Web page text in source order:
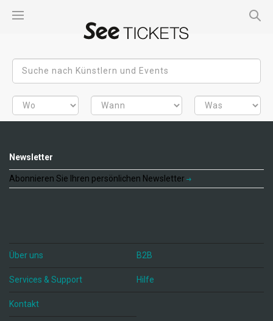
Newsletter
Abonnieren Sie Ihren persönlichen Newsletter
Über uns B2B
Services & Support Hilfe
Kontakt